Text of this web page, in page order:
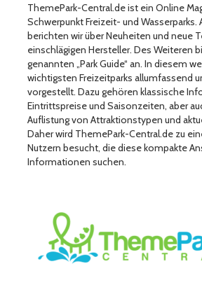
ThemePark-Central.de ist ein Online
Schwerpunkt Freizeit- und Wasserparks.
berichten wir über Neuheiten und neue
einschlägigen Hersteller. Des Weiteren
genannten „Park Guide“ an. In diesem
wichtigsten Freizeitparks allumfassend
vorgestellt. Dazu gehören klassische
Eintrittspreise und Saisonzeiten, aber
Auflistung von Attraktionstypen und
Daher wird ThemePark-Central.de zu
Nutzern besucht, die diese kompakte
Informationen suchen.